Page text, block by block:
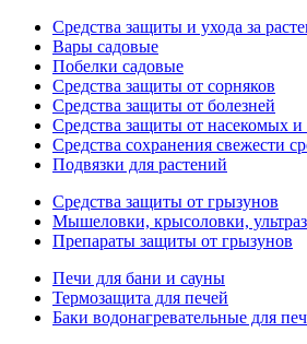
Средства защиты и ухода за
Вары садовые
Побелки садовые
Средства защиты от сорняков
Средства защиты от болезней
Средства защиты от насекомых и
Средства сохранения свежести
Подвязки для растений
Средства защиты от грызунов
Мышеловки, крысоловки,
Препараты защиты от грызунов
Печи для бани и сауны
Термозащита для печей
Баки водонагревательные для